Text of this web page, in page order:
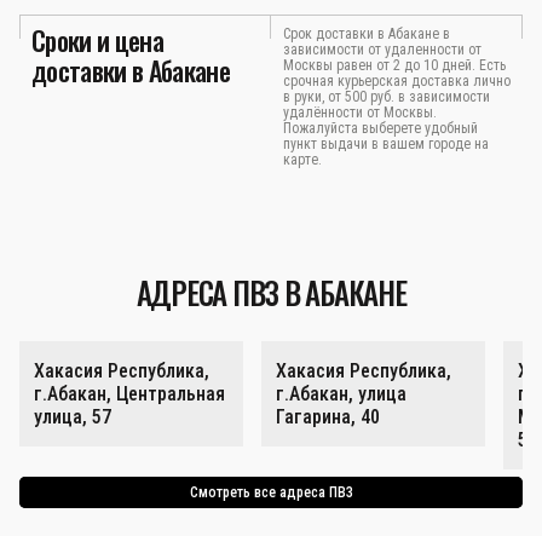
Сроки и цена
доставки в Абакане
Срок доставки в Абакане в
зависимости от удаленности от
Москвы равен от 2 до 10 дней. Есть
срочная курьерская доставка лично
в руки, от 500 руб. в зависимости
удалённости от Москвы.
Пожалуйста выберете удобный
пункт выдачи в вашем городе на
карте.
АДРЕСА ПВЗ В АБАКАНЕ
Хакасия Республика,
г.Абакан, Центральная
улица, 57
Хакасия Республика,
г.Абакан, улица
Гагарина, 40
59
Смотреть все адреса ПВЗ